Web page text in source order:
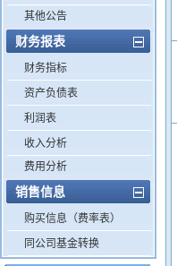
其他公告
财务报表
财务指标
资产负债表
利润表
收入分析
费用分析
销售信息
购买信息（费率表）
同公司基金转换